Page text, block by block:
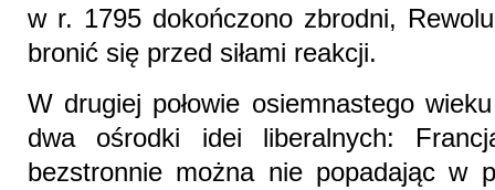
w r. 1795 dokończono zbrodni,
bronić się przed siłami reakcji.
W drugiej połowie osiemnastego
dwa ośrodki idei liberalnych:
bezstronnie można nie popadając w